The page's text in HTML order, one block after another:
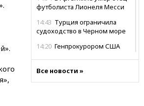
футболиста Лионеля Месси
14:43 Турция ограничила
судоходство в Черном море
14:20 Генпрокурором США
13:37 Пляжи Геленджика
Все новости »